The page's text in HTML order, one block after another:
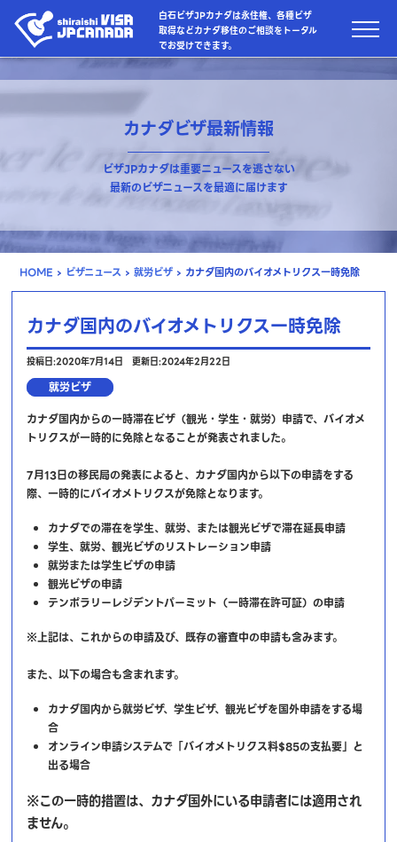
白石ビザJPカナダは永住権、各種ビザ
取得などカナダ移住のご相談をトータル
でお受けできます。
カナダビザ最新情報
ビザJPカナダは重要ニュースを逃さない
最新のビザニュースを最適に届けます
HOME › ビザニュース › 就労ビザ › カナダ国内のバイオメトリクス一時免除
カナダ国内のバイオメトリクス一時免除
投稿日:2020年7月14日 更新日:2024年2月22日
就労ビザ
カナダ国内からの一時滞在ビザ（観光・学生・就労）申請で、バイオメ
トリクスが一時的に免除となることが発表されました。
7月13日の移民局の発表によると、カナダ国内から以下の申請をする
際、一時的にバイオメトリクスが免除となります。
カナダでの滞在を学生、就労、または観光ビザで滞在延長申請
学生、就労、観光ビザのリストレーション申請
就労または学生ビザの申請
観光ビザの申請
テンポラリーレジデントパーミット（一時滞在許可証）の申請
※上記は、これからの申請及び、既存の審査中の申請も含みます。
また、以下の場合も含まれます。
カナダ国内から就労ビザ、学生ビザ、観光ビザを国外申請をする場
合
オンライン申請システムで「バイオメトリクス料$85の支払要」と
出る場合
※この一時的措置は、カナダ国外にいる申請者には適用され
ません。